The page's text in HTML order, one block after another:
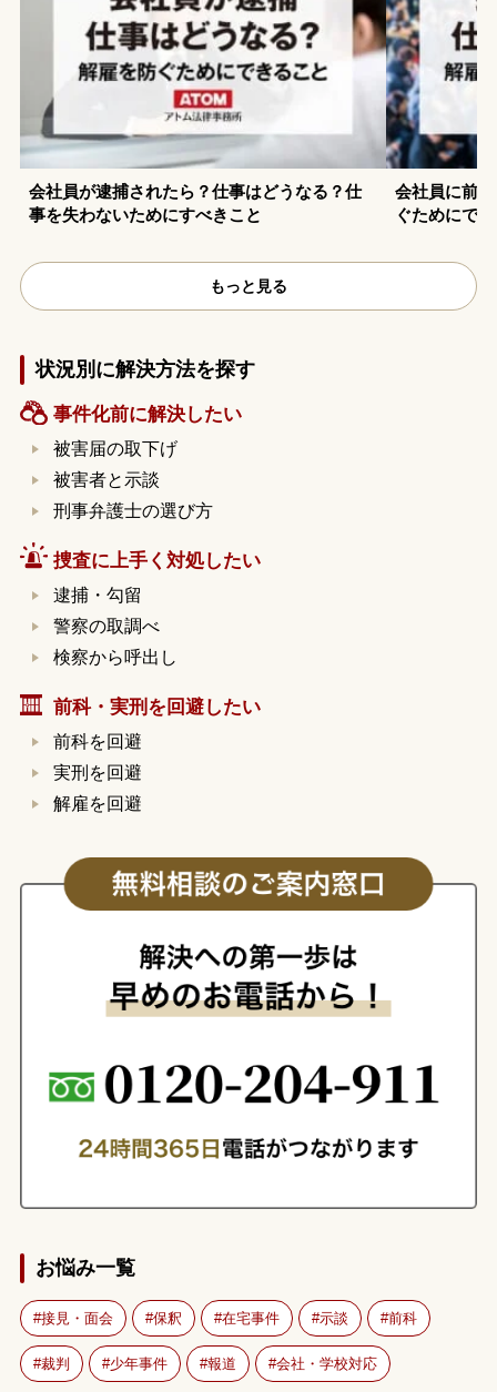
会社員が逮捕されたら？仕事はどうなる？仕
事を失わないためにすべきこと
会社員に前
ぐためにで
もっと見る
状況別に解決方法を探す
事件化前に解決したい
被害届の取下げ
被害者と示談
刑事弁護士の選び方
捜査に上手く対処したい
逮捕・勾留
警察の取調べ
検察から呼出し
前科・実刑を回避したい
前科を回避
実刑を回避
解雇を回避
お悩み一覧
接見・面会 保釈 在宅事件 示談 前科
裁判 少年事件 報道 会社・学校対応